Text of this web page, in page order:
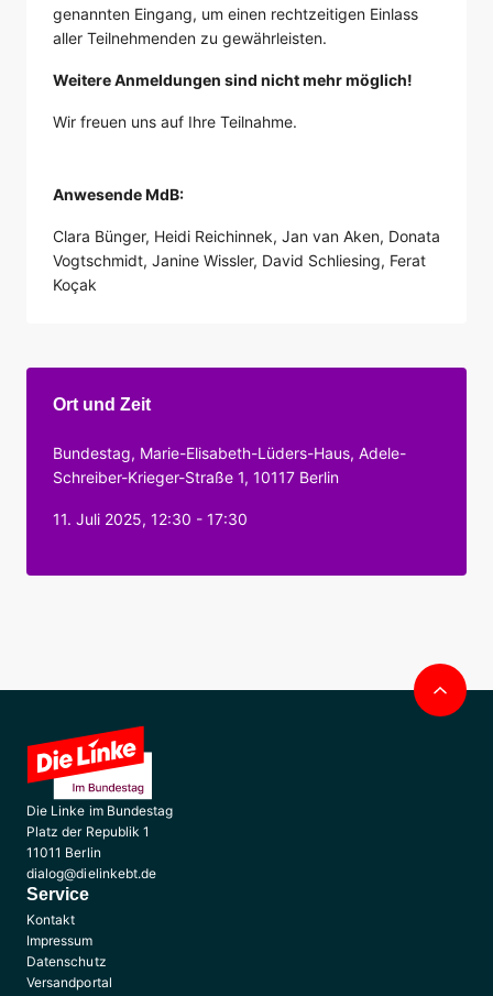
genannten Eingang, um einen rechtzeitigen Einlass
aller Teilnehmenden zu gewährleisten.
Weitere Anmeldungen sind nicht mehr möglich!
Wir freuen uns auf Ihre Teilnahme.
Anwesende MdB:
Clara Bünger, Heidi Reichinnek, Jan van Aken, Donata
Vogtschmidt, Janine Wissler, David Schliesing, Ferat
Koçak
Ort und Zeit
Bundestag, Marie-Elisabeth-Lüders-Haus, Adele-
Schreiber-Krieger-Straße 1, 10117 Berlin
11. Juli 2025, 12:30 - 17:30
Die Linke im Bundestag
Platz der Republik 1
11011 Berlin
dialog@dielinkebt.de
Service
Kontakt
Impressum
Datenschutz
Versandportal